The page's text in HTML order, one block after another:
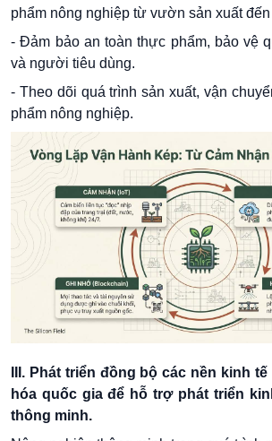
phẩm nông nghiệp từ vườn sản xuất đến
- Đảm bảo an toàn thực phẩm, bảo vệ
và người tiêu dùng.
- Theo dõi quá trình sản xuất, vận
phẩm nông nghiệp.
III. Phát triển đồng bộ các nền kinh
hóa quốc gia để hỗ trợ phát triển
thông minh.